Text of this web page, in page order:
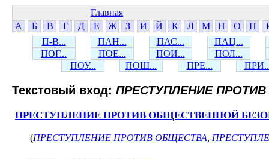
Главная
А
Б В Г Д Е Ж З И Й К Л М Н О П
П-В...
ПАН... ПАС...
ПАЦ...
ПОГ...
ПОЕ... ПОИ...
ПОЛ...
ПОУ...
ПОШ... ПРЕ...
Текстовый вход: ПРЕСТУПЛЕНИЕ
ПРЕСТУПЛЕНИЕ ПРОТИВ ОБЩЕСТВЕННОЙ
(ПРЕСТУПЛЕНИЕ ПРОТИВ ОБЩЕСТВА,